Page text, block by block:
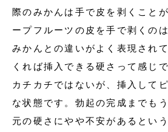
際のみかんは手で皮を剥くこと
ープフルーツの皮を手で剥くの
みかんとの違いがよく表現され
くれば挿入できる硬さって感じ
カチカチではないが、挿入して
な状態です。勃起の完成までも
元の硬さにやや不安があるとい